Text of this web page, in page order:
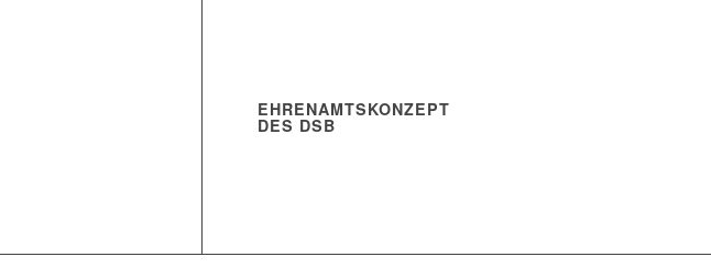
EHRENAMTSKONZEPT
DES DSB